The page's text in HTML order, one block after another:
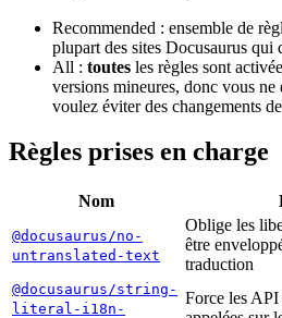
Recommended : ensemble de
plupart des sites Docusaurus qui
All : toutes les règles sont
versions mineures, donc vous
voulez éviter des changements
Règles prises en charge
Nom
@docusaurus/no-
untranslated-text
Oblige les
être
traduction
@docusaurus/string-
literal-i18n-
Force les